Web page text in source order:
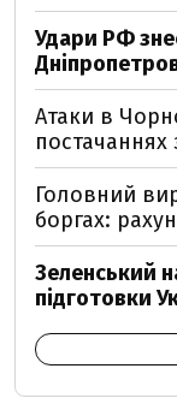
Удари РФ
Атаки в
Головний
боргах:
Зеленський
підготовки